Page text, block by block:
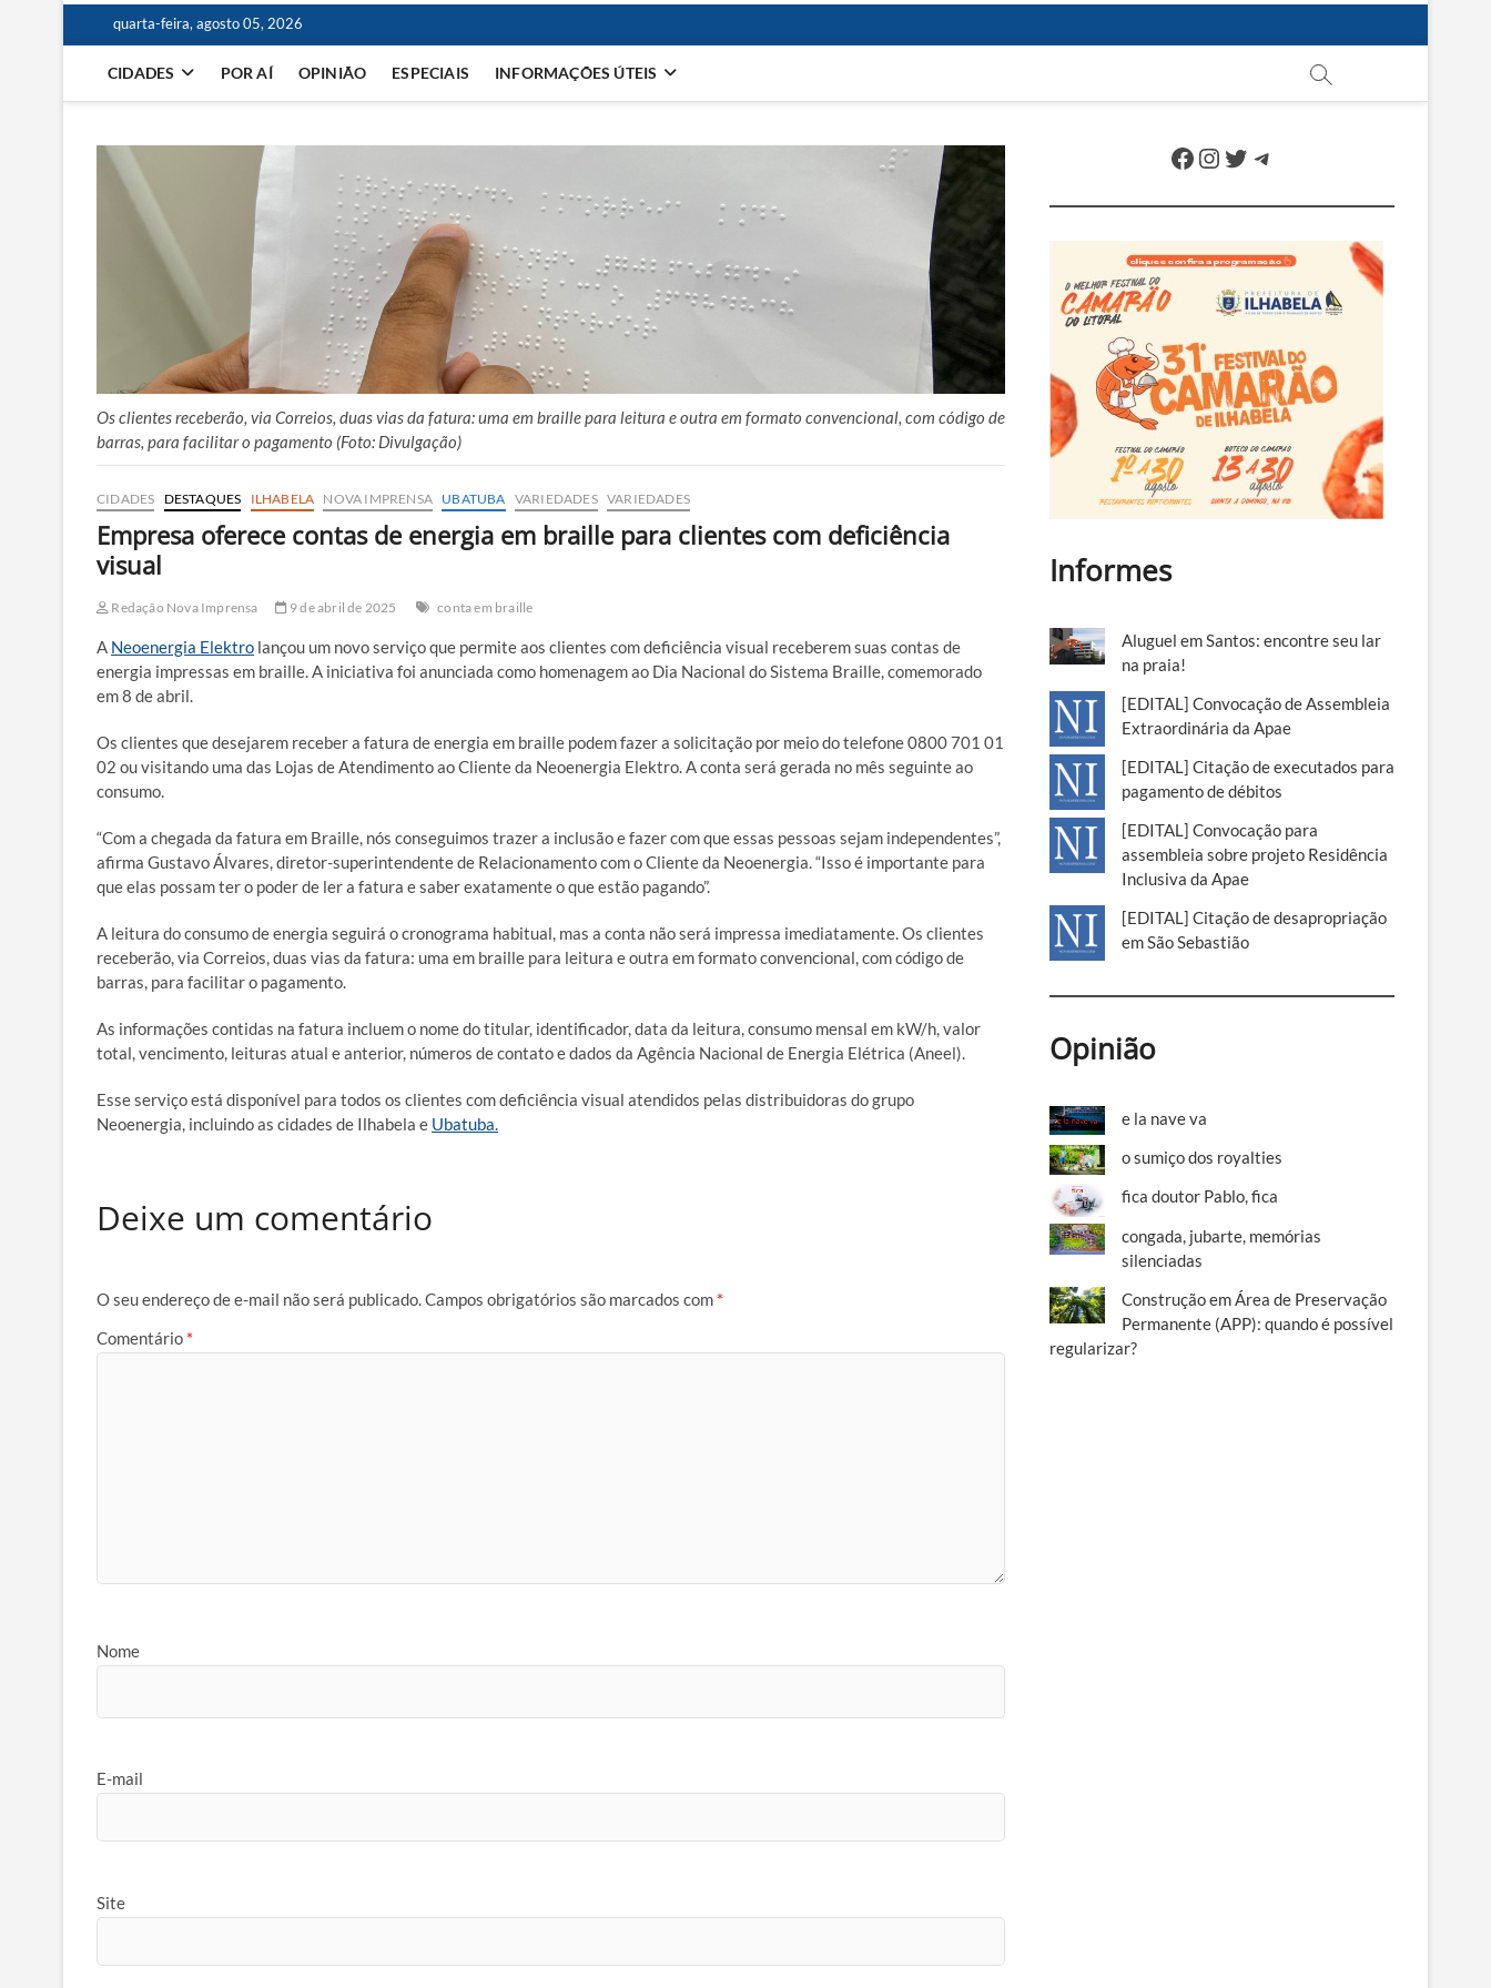
quarta-feira, agosto 05, 2026
CIDADES POR AÍ OPINIÃO ESPECIAIS INFORMAÇÕES ÚTEIS
Os clientes receberão, via Correios, duas vias da fatura: uma em braille para leitura e outra em formato convencional, com código de
barras, para facilitar o pagamento (Foto: Divulgação)
CIDADES DESTAQUES ILHABELA NOVA IMPRENSA UBATUBA VARIEDADES VARIEDADES
Empresa oferece contas de energia em braille para clientes com deficiência
visual
Redação Nova Imprensa 9 de abril de 2025 conta em braille
A Neoenergia Elektro lançou um novo serviço que permite aos clientes com deficiência visual receberem suas contas de
energia impressas em braille. A iniciativa foi anunciada como homenagem ao Dia Nacional do Sistema Braille, comemorado
em 8 de abril.
Os clientes que desejarem receber a fatura de energia em braille podem fazer a solicitação por meio do telefone 0800 701 01
02 ou visitando uma das Lojas de Atendimento ao Cliente da Neoenergia Elektro. A conta será gerada no mês seguinte ao
consumo.
“Com a chegada da fatura em Braille, nós conseguimos trazer a inclusão e fazer com que essas pessoas sejam independentes”,
afirma Gustavo Álvares, diretor-superintendente de Relacionamento com o Cliente da Neoenergia. “Isso é importante para
que elas possam ter o poder de ler a fatura e saber exatamente o que estão pagando”.
A leitura do consumo de energia seguirá o cronograma habitual, mas a conta não será impressa imediatamente. Os clientes
receberão, via Correios, duas vias da fatura: uma em braille para leitura e outra em formato convencional, com código de
barras, para facilitar o pagamento.
As informações contidas na fatura incluem o nome do titular, identificador, data da leitura, consumo mensal em kW/h, valor
total, vencimento, leituras atual e anterior, números de contato e dados da Agência Nacional de Energia Elétrica (Aneel).
Esse serviço está disponível para todos os clientes com deficiência visual atendidos pelas distribuidoras do grupo
Neoenergia, incluindo as cidades de Ilhabela e Ubatuba.
Deixe um comentário
O seu endereço de e-mail não será publicado.Campos obrigatórios são marcados com *
Comentário *
Nome
E-mail
Site
Facebook
Instagram
Twitter
Telegram
Informes
Aluguel em Santos: encontre seu lar
na praia!
[EDITAL] Convocação de Assembleia
Extraordinária da Apae
[EDITAL] Citação de executados para
pagamento de débitos
[EDITAL] Convocação para
assembleia sobre projeto Residência
Inclusiva da Apae
[EDITAL] Citação de desapropriação
em São Sebastião
Opinião
e la nave va
o sumiço dos royalties
fica doutor Pablo, fica
congada, jubarte, memórias
silenciadas
Construção em Área de Preservação
Permanente (APP): quando é possível
regularizar?